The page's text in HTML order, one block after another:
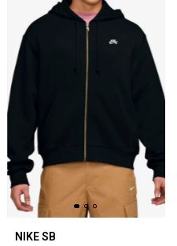
NIKE SB